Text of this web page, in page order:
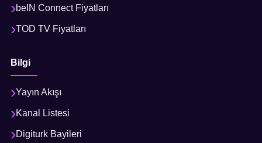
beIN Connect Fiyatları
TOD TV Fiyatları
Bilgi
Yayın Akışı
Kanal Listesi
Digiturk Bayileri